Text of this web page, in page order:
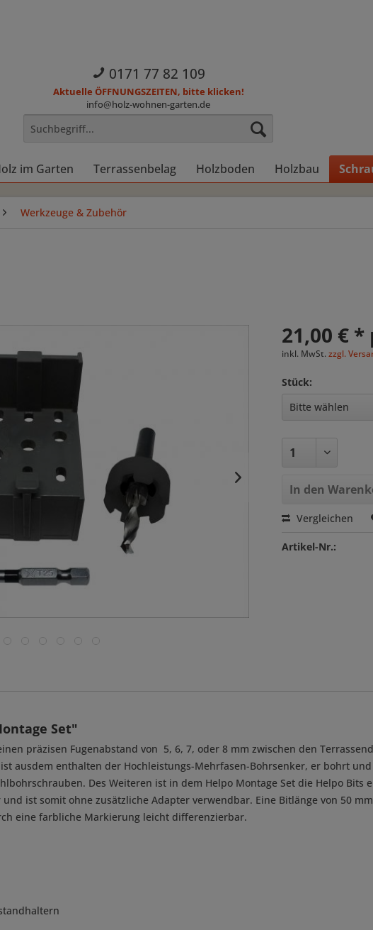
0171 77 82 109
Aktuelle ÖFFNUNGSZEITEN, bitte klicken!
info@holz-wohnen-garten.de
im Garten Terrassenbelag Holzboden Holzbau
Werkzeuge & Zubehör
21,00 €
inkl. MwSt.zzgl.
Stück:
In den
Vergleichen
Artikel-Nr.:
Set"
präzisen Fugenabstand von 5, 6, 7, oder 8 mm zwischen den
ausdem enthalten der Hochleistungs-Mehrfasen-Bohrsenker, er bohrt
Des Weiteren ist in dem Helpo Montage Set die Helpo
ist somit ohne zusätzliche Adapter verwendbar. Eine Bitlänge von 50
eine farbliche Markierung leicht differenzierbar.